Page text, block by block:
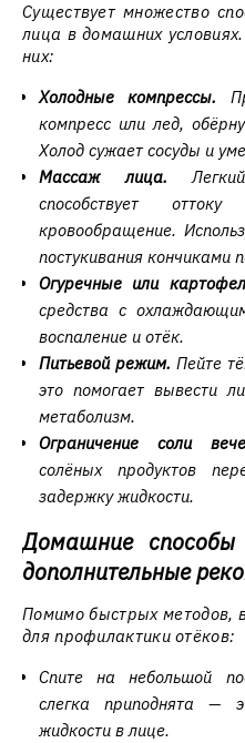
Существует множество
лица в домашних
них:
Холодные компрессы.
компресс или лед,
Холод сужает сосуды и
Массаж лица.
способствует
кровообращение.
постукивания кончиками
Огуречные или
средства с
воспаление и отёк.
Питьевой режим. Пейте
это помогает вывести
метаболизм.
Ограничение соли
солёных продуктов
задержку жидкости.
Домашние способы
дополнительные
Помимо быстрых методов,
для профилактики отёков:
Спите на небольшой
слегка приподнята —
жидкости в лице.